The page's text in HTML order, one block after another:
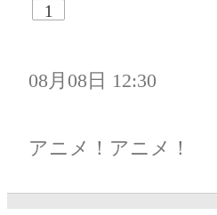
1
08月08日 12:30
アニメ！アニメ！